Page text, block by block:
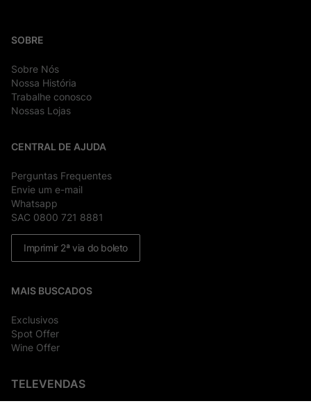
SOBRE
Sobre Nós
Nossa História
Trabalhe conosco
Nossas Lojas
CENTRAL DE AJUDA
Perguntas Frequentes
Envie um e-mail
Whatsapp
SAC 0800 721 8881
Imprimir 2ª via do boleto
MAIS BUSCADOS
Exclusivos
Spot Offer
Wine Offer
TELEVENDAS